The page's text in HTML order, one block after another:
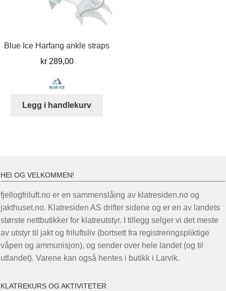
Blue Ice Harfang ankle straps
kr289,00
Legg i handlekurv
HEI OG VELKOMMEN!
fjellogfriluft.no er en sammenslåing av klatresiden.no og
jakthuset.no. Klatresiden AS drifter sidene og er en av landets
største nettbutikker for klatreutstyr. I tillegg selger vi det meste
av utstyr til jakt og friluftsliv (bortsett fra registreringspliktige
våpen og ammunisjon), og sender over hele landet (og til
utlandet). Varene kan også hentes i butikk i Larvik.
KLATREKURS OG AKTIVITETER